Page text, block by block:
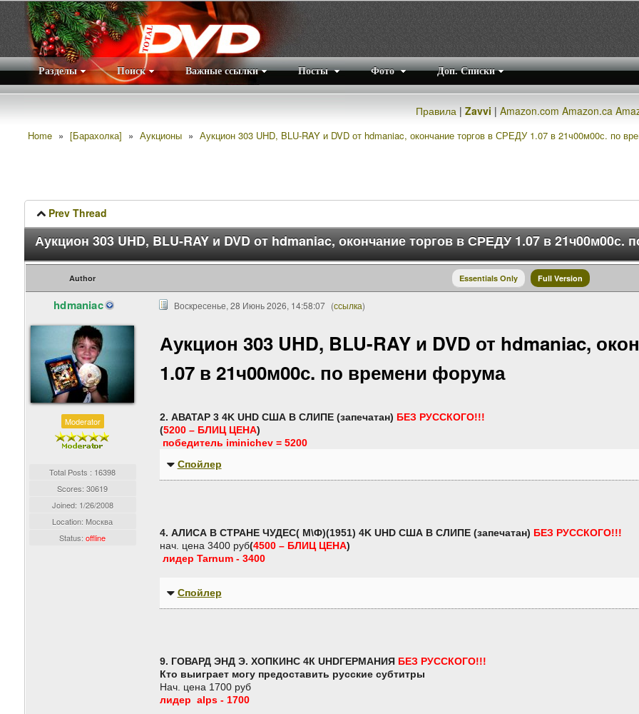
Разделы Поиск Важные ссылки Посты Фото Доп. Списки
Правила |Zavvi |Amazon.com Amazon.ca
Home » [Барахолка] » Аукционы » Аукцион 303 UHD, BLU-RAY и DVD от hdmaniac, окончание торгов в СРЕДУ 1.07 в 21ч00м00с. по
Prev Thread
Аукцион 303 UHD, BLU-RAY и DVD от hdmaniac, окончание торгов в СРЕДУ 1.07 в
Author Essentials Only Full Version
hdmaniac
Moderator
Total Posts : 16398
Scores: 30619
Joined: 1/26/2008
Location: Москва
Status:offline
Воскресенье, 28 Июнь 2026, 14:58:07 (ссылка)
Аукцион 303 UHD, BLU-RAY и DVD от hdmaniac,
1.07 в 21ч00м00с. по времени форума
2. АВАТАР 3 4K UHD США В СЛИПЕ (запечатан) БЕЗ РУССКОГО!!!
(5200 – БЛИЦ ЦЕНА)
победитель iminichev = 5200
Спойлер
4. АЛИСА В СТРАНЕ ЧУДЕС( М\Ф)(1951) 4K UHD США В СЛИПЕ (запечатан) БЕЗ РУССКОГО!!!
нач. цена 3400 руб(4500 – БЛИЦ ЦЕНА)
лидер Tarnum - 3400
Спойлер
9. ГОВАРД ЭНД Э. ХОПКИНС 4К UHDГЕРМАНИЯ БЕЗ РУССКОГО!!!
Кто выиграет могу предоставить русские субтитры
Нач. цена 1700 руб
лидер alps - 1700